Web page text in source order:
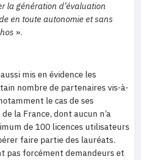
la génération d’évaluation
en toute autonomie et sans
».
mis en évidence les
nombre de partenaires vis-à-
le cas de ses
la France, dont aucun n’a
de 100 licences utilisateurs
faire partie des lauréats.
pas forcément demandeurs et